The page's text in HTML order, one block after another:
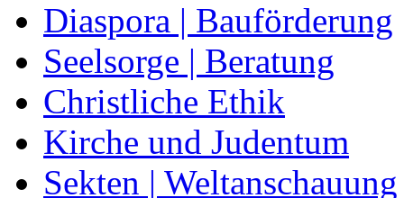
Diaspora | Bauförderung
Seelsorge | Beratung
Christliche Ethik
Kirche und Judentum
Sekten | Weltanschauung